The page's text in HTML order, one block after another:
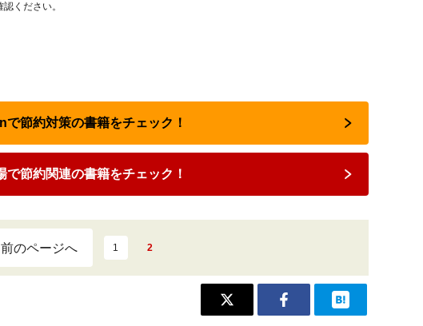
ください。
で節約対策の書籍をチェック！
で節約関連の書籍をチェック！
前のページへ 1 2